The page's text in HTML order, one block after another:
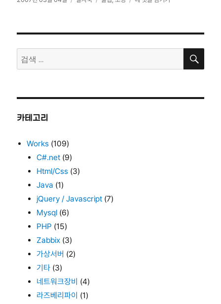
서…
검
색:
검
카테고리
Works (109)
C#.net (9)
Html/Css (3)
Java (1)
jQuery / Javascript (7)
Mysql (6)
PHP (15)
Zabbix (3)
가상서버 (2)
기타 (3)
네트워크장비 (4)
라즈베리파이 (1)